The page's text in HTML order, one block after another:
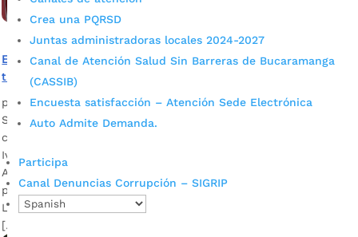
Crea una PQRSD
Juntas administradoras locales 2024-2027
Canal de Atención Salud Sin Barreras de Bucaramanga
(CASSIB)
Encuesta satisfacción – Atención Sede Electrónica
Auto Admite Demanda.
Participa
Canal Denuncias Corrupción – SIGRIP
En el Norte y el Mutis se intensificarán los últimos
trabajos del contrato de mejoramiento de la malla vial
por Alcaldía de Bucaramanga |Jul 3, 2020|Noticias
Se planea en un mes finalizar las intervenciones. Las 17
comunas de la capital santandereana han sido beneficiadas.
Iván José Vargas, secretario de Infraestructura Descargar
Audio Cabe decir que la disminución del tráfico vehicular,
por la contingencia del Covid – 19, han agilizado las labores.
La inversión asciende a los $18.884 millones para mejorar la
[…]